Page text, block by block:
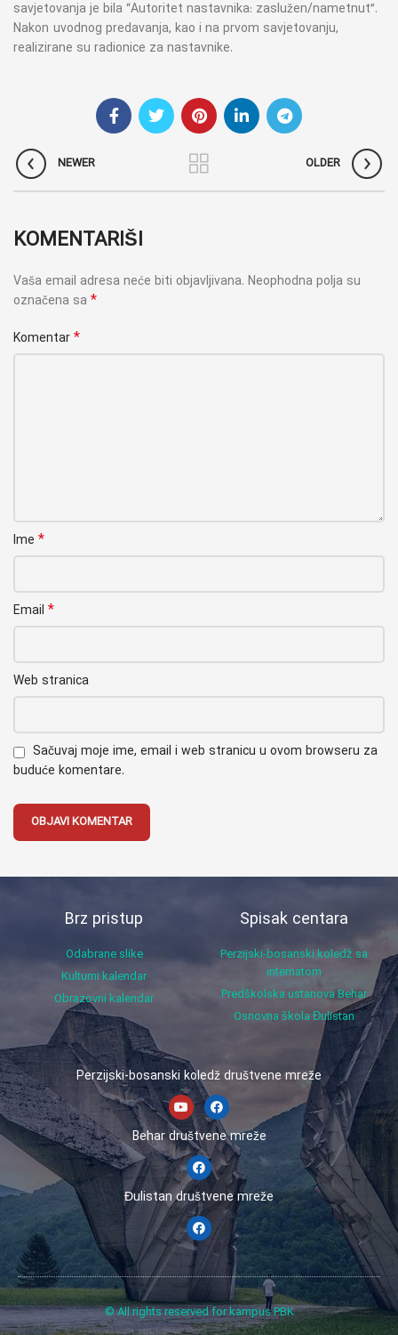
savjetovanja je bila “Autoritet nastavnika: zaslužen/nametnut”.
Nakon uvodnog predavanja, kao i na prvom savjetovanju,
realizirane su radionice za nastavnike.
NEWER OLDER
KOMENTARIŠI
Vaša email adresa neće biti objavljivana. Neophodna polja su
označena sa *
Komentar *
Ime *
Email *
Web stranica
Sačuvaj moje ime, email i web stranicu u ovom browseru za
buduće komentare.
Brz pristup
Odabrane slike
Kulturni kalendar
Obrazovni kalendar
Spisak centara
Perzijski-bosanski koledž sa
internatom
Predškolska ustanova Behar
Osnovna škola Đulistan
Perzijski-bosanski koledž društvene mreže
Behar društvene mreže
Đulistan društvene mreže
© All rights reserved for kampus PBK